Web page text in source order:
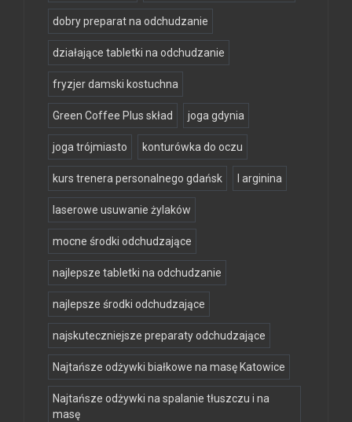
dobry preparat na odchudzanie
działające tabletki na odchudzanie
fryzjer damski kostuchna
Green Coffee Plus skład joga gdynia
joga trójmiasto konturówka do oczu
kurs trenera personalnego gdańsk l arginina
laserowe usuwanie żylaków
mocne środki odchudzające
najlepsze tabletki na odchudzanie
najlepsze środki odchudzające
najskuteczniejsze preparaty odchudzające
Najtańsze odżywki białkowe na masę Katowice
Najtańsze odżywki na spalanie tłuszczu i na
masę